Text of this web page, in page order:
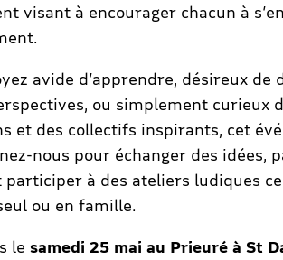
visant à encourager chacun à
avide d’apprendre, désireux de
ou simplement curieux
et des collectifs inspirants, cet
nous pour échanger des idées,
participer à des ateliers ludiques
ou en famille.
lesamedi 25 mai au Prieuré à St